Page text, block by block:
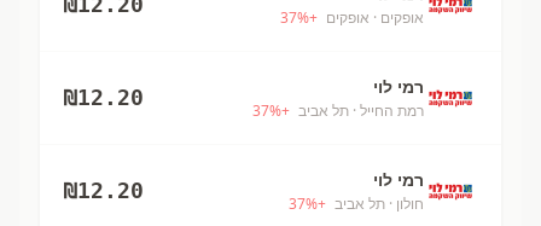
אופקים · אופקים +
37%
רמי לוי
רמת החייל · תל אביב +
37%
₪12.20
רמי לוי
חולון · תל אביב +
37%
₪12.20